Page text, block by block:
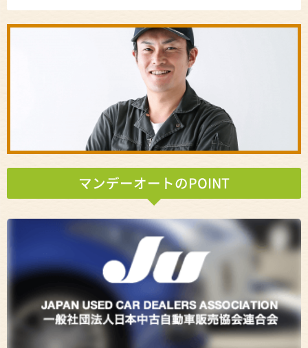
マンデーオートのPOINT